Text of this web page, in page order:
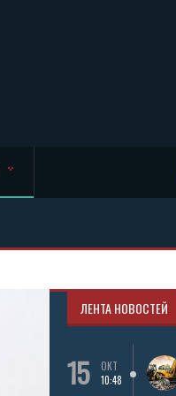
ЛЕНТА НОВОСТЕЙ
15
ОКТ
10:48